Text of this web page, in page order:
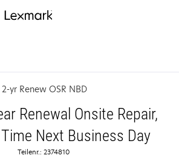
yr Renew OSR NBD
Renewal Onsite Repair,
Next Business Day
Teilenr.: 2374810